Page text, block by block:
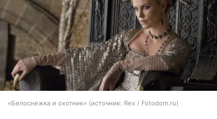
«Белоснежка и охотник» источник: Rex / Fotodom.ru